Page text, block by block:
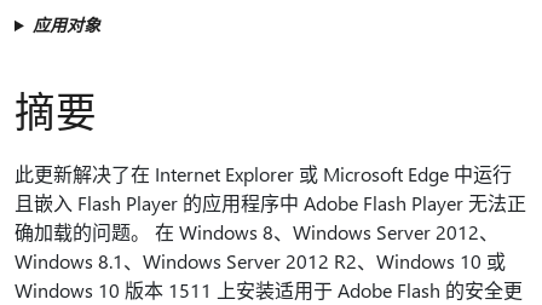
应用对象
摘要
此更新解决了在 Internet Explorer 或 Microsoft Edge 中运行
且嵌入 Flash Player 的应用程序中 Adobe Flash Player 无法正
确加载的问题。 在 Windows 8、Windows Server 2012、
Windows 8.1、Windows Server 2012 R2、Windows 10 或
Windows 10 版本 1511 上安装适用于 Adobe Flash 的安全更